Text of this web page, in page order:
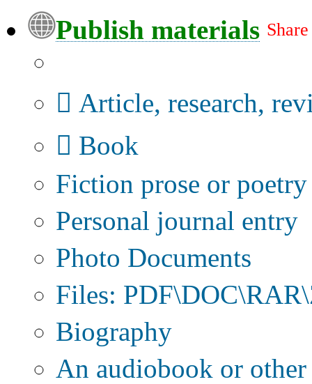
Publish materials
Article, research,
Book
Fiction prose or poetry
Personal journal entry
Photo Documents
Files:
Biography
An audiobook or